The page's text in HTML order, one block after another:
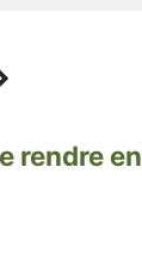
rendre en